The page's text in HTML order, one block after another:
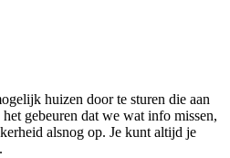
huizen door te sturen die aan
gebeuren dat we wat info missen,
alsnog op. Je kunt altijd je